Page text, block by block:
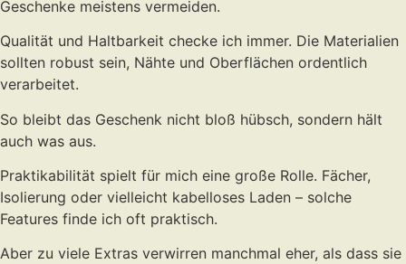
Geschenke meistens vermeiden.
Qualität und Haltbarkeit checke ich immer. Die Materialien
sollten robust sein, Nähte und Oberflächen ordentlich
verarbeitet.
So bleibt das Geschenk nicht bloß hübsch, sondern hält
auch was aus.
Praktikabilität spielt für mich eine große Rolle. Fächer,
Isolierung oder vielleicht kabelloses Laden – solche
Features finde ich oft praktisch.
Aber zu viele Extras verwirren manchmal eher, als dass sie